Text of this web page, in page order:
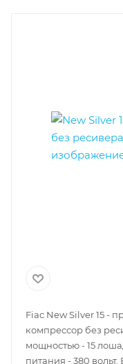
Fiac New Silver 15 -
компрессор без
мощностью -15
питания - 380 вольт.